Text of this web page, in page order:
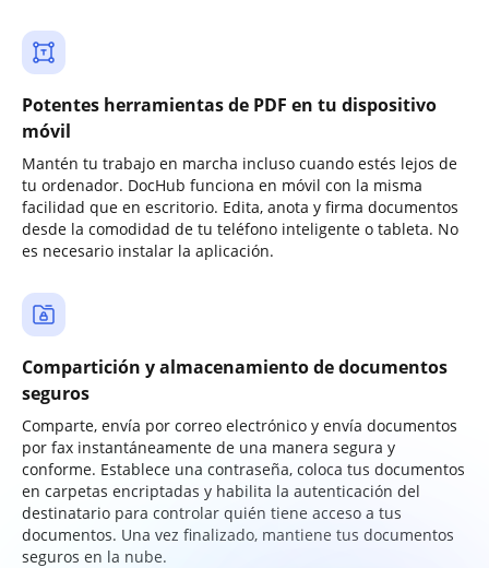
Potentes herramientas de PDF en tu dispositivo
móvil
Mantén tu trabajo en marcha incluso cuando estés lejos de
tu ordenador. DocHub funciona en móvil con la misma
facilidad que en escritorio. Edita, anota y firma documentos
desde la comodidad de tu teléfono inteligente o tableta. No
es necesario instalar la aplicación.
Compartición y almacenamiento de documentos
seguros
Comparte, envía por correo electrónico y envía documentos
por fax instantáneamente de una manera segura y
conforme. Establece una contraseña, coloca tus documentos
en carpetas encriptadas y habilita la autenticación del
destinatario para controlar quién tiene acceso a tus
documentos. Una vez finalizado, mantiene tus documentos
seguros en la nube.